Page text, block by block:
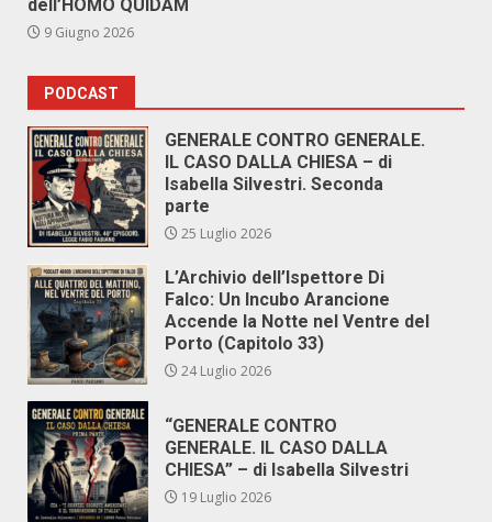
dell’HOMO QUIDAM
9 Giugno 2026
PODCAST
GENERALE CONTRO GENERALE.
IL CASO DALLA CHIESA – di
Isabella Silvestri. Seconda
parte
25 Luglio 2026
L’Archivio dell’Ispettore Di
Falco: Un Incubo Arancione
Accende la Notte nel Ventre del
Porto (Capitolo 33)
24 Luglio 2026
“GENERALE CONTRO
GENERALE. IL CASO DALLA
CHIESA” – di Isabella Silvestri
19 Luglio 2026